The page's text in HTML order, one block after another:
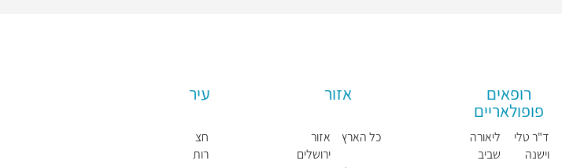
רופאים
פופולאריים
ד"ר טלי
וישנה
ליאורה
שביב
אזור
כל הארץ
אזור
ירושלים
עיר
חצ
רות